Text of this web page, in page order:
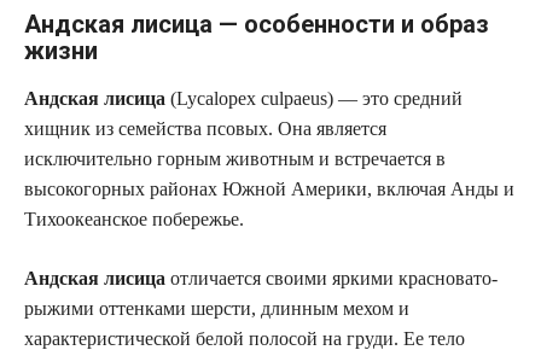
Андская лисица — особенности и образ
жизни
Андская лисица (Lycalopex culpaeus) — это средний
хищник из семейства псовых. Она является
исключительно горным животным и встречается в
высокогорных районах Южной Америки, включая Анды и
Тихоокеанское побережье.
Андская лисица отличается своими яркими красновато-
рыжими оттенками шерсти, длинным мехом и
характеристической белой полосой на груди. Ее тело